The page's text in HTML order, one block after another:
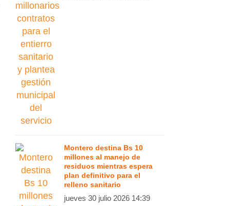
Montero destina Bs 10
millones al manejo de
residuos mientras espera
plan definitivo para el
relleno sanitario
jueves 30 julio 2026 14:39